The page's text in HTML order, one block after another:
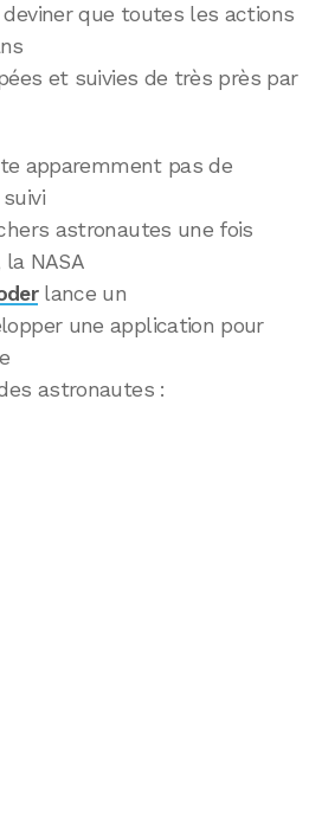
que toutes les actions
et suivies de très près par
apparemment pas de
astronautes une fois
la NASA
lance un
une application pour
astronautes :